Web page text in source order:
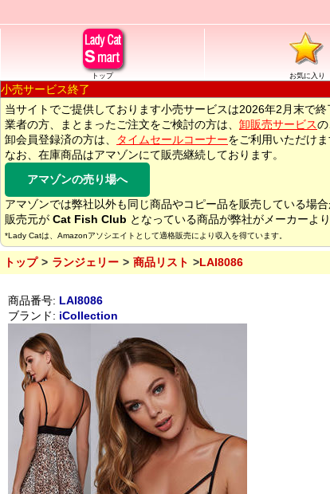
トップ お気に入り
小売サービス終了
当サイトでご提供しております小売サービスは2026年2月末で終
業者の方、まとまったご注文をご検討の方は、 卸販売サービスの
卸会員登録済の方は、
タイムセールコーナーをご利用いただけま
なお、在庫商品はアマゾンにて販売継続しております。
アマゾンの売り場へ
アマゾンでは弊社以外も同じ商品やコピー品を販売している場合
販売元が Cat Fish Club となっている商品が弊社がメーカーよ
*Lady Catは、Amazonアソシエイトとして適格販売により収入を得ています。
トップ ランジェリー 商品リスト LAI8086
商品番号: LAI8086
ブランド: iCollection